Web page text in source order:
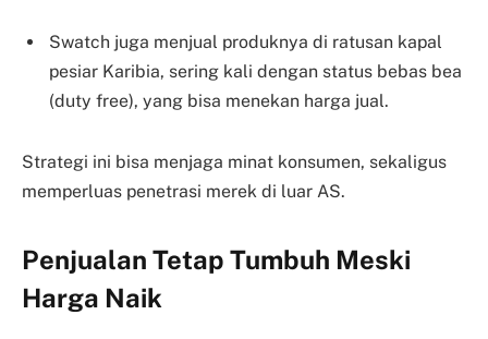
Swatch juga menjual produknya di ratusan kapal
pesiar Karibia, sering kali dengan status bebas bea
(duty free), yang bisa menekan harga jual.
Strategi ini bisa menjaga minat konsumen, sekaligus
memperluas penetrasi merek di luar AS.
Penjualan Tetap Tumbuh Meski
Harga Naik